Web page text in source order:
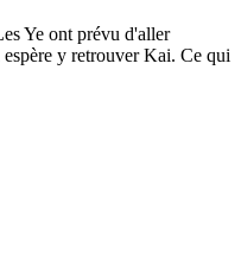
Ye ont prévu d'aller
y retrouver Kai. Ce qui